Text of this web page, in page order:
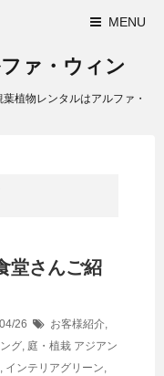
MENU
ァ・ウィン
植物レンタルはアルファ・
堂さんご紹
26 お客様紹介,
グ, 庭・植栽 アジアン
, インテリアグリーン,